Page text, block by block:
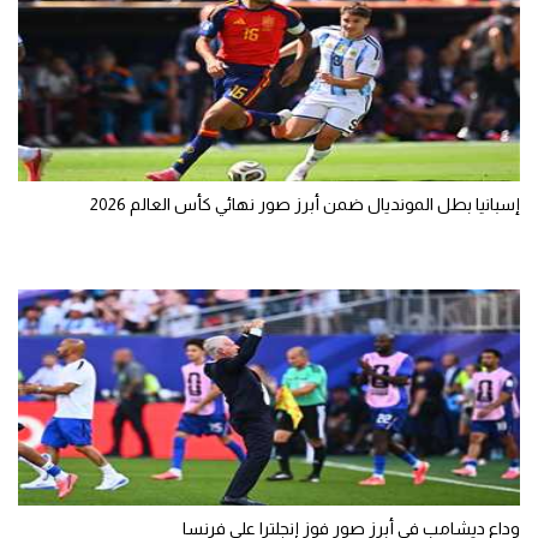
إسبانيا بطل المونديال ضمن أبرز صور نهائي كأس العالم 2026
وداع ديشامب في أبرز صور فوز إنجلترا على فرنسا